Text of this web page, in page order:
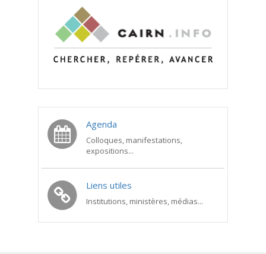
Agenda
Colloques, manifestations,
expositions...
Liens utiles
Institutions, ministères, médias...